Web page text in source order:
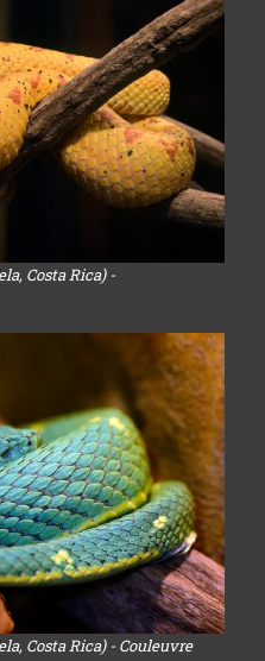
Costa Rica) -
Costa Rica) - Couleuvre